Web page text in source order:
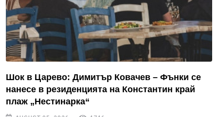
Шок в Царево: Димитър Ковачев – Фънки се
нанесе в резиденцията на Константин край
плаж „Нестинарка“